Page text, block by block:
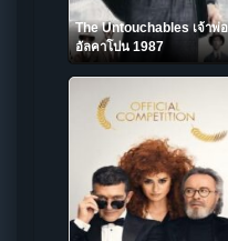
The Untouchables เจ้าพ่อ
อัลคาโปน 1987